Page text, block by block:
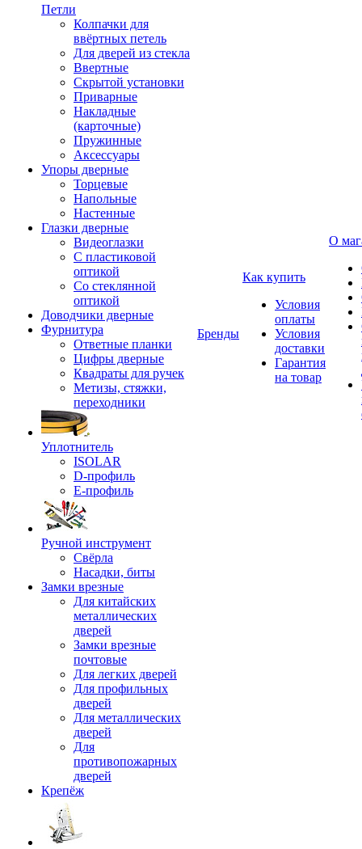
Петли
Колпачки для
ввёртных петель
Для дверей из стекла
Ввертные
Скрытой установки
Приварные
Накладные
(карточные)
Пружинные
Аксессуары
Упоры дверные
Торцевые
Напольные
Настенные
Глазки дверные
Видеоглазки
С пластиковой
оптикой
Со стеклянной
оптикой
Доводчики дверные
Фурнитура
Ответные планки
Цифры дверные
Квадраты для ручек
Метизы, стяжки,
переходники
Уплотнитель
ISOLAR
D-профиль
Е-профиль
Ручной инструмент
Свёрла
Насадки, биты
Замки врезные
Для китайских
металлических
дверей
Замки врезные
почтовые
Для легких дверей
Для профильных
дверей
Для металлических
дверей
Для
противопожарных
дверей
Крепёж
Бренды
Как купить
Условия
оплаты
Условия
доставки
Гарантия
на товар
О